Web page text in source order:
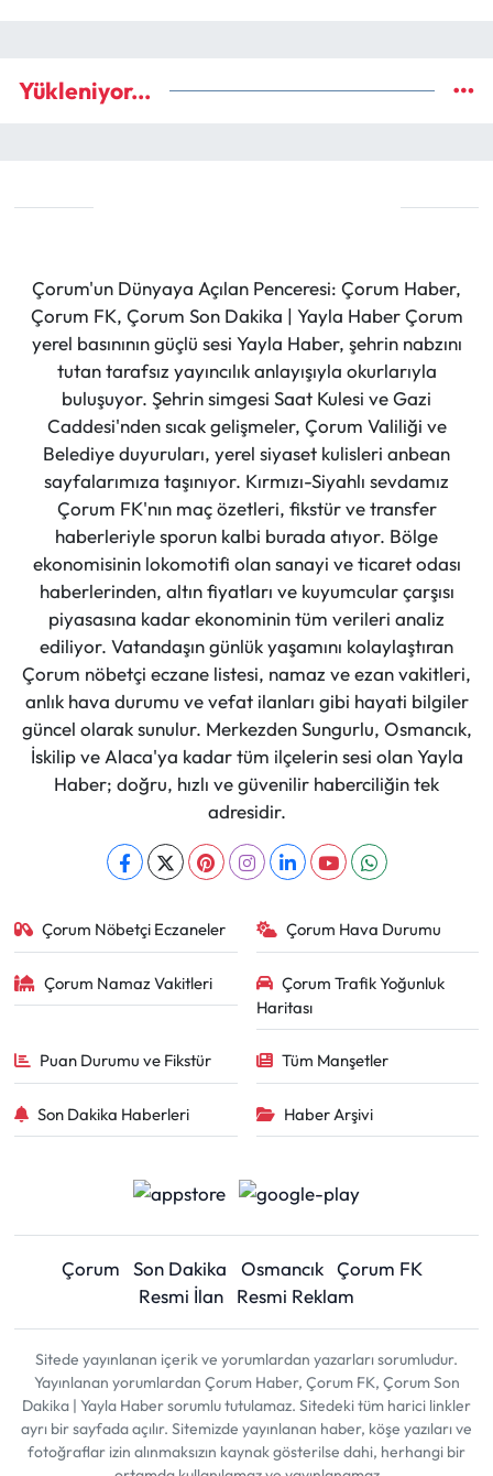
Yükleniyor...
Çorum'un Dünyaya Açılan Penceresi: Çorum Haber,
Çorum FK, Çorum Son Dakika | Yayla Haber Çorum
yerel basınının güçlü sesi Yayla Haber, şehrin nabzını
tutan tarafsız yayıncılık anlayışıyla okurlarıyla
buluşuyor. Şehrin simgesi Saat Kulesi ve Gazi
Caddesi'nden sıcak gelişmeler, Çorum Valiliği ve
Belediye duyuruları, yerel siyaset kulisleri anbean
sayfalarımıza taşınıyor. Kırmızı-Siyahlı sevdamız
Çorum FK'nın maç özetleri, fikstür ve transfer
haberleriyle sporun kalbi burada atıyor. Bölge
ekonomisinin lokomotifi olan sanayi ve ticaret odası
haberlerinden, altın fiyatları ve kuyumcular çarşısı
piyasasına kadar ekonominin tüm verileri analiz
ediliyor. Vatandaşın günlük yaşamını kolaylaştıran
Çorum nöbetçi eczane listesi, namaz ve ezan vakitleri,
anlık hava durumu ve vefat ilanları gibi hayati bilgiler
güncel olarak sunulur. Merkezden Sungurlu, Osmancık,
İskilip ve Alaca'ya kadar tüm ilçelerin sesi olan Yayla
Haber; doğru, hızlı ve güvenilir haberciliğin tek
adresidir.
Çorum Nöbetçi Eczaneler Çorum Hava Durumu
Çorum Namaz Vakitleri
Çorum Trafik Yoğunluk
Haritası
Puan Durumu ve Fikstür Tüm Manşetler
Son Dakika Haberleri Haber Arşivi
Çorum Son Dakika Osmancık Çorum FK
Resmi İlan
Resmi Reklam
Sitede yayınlanan içerik ve yorumlardan yazarları sorumludur.
Yayınlanan yorumlardan Çorum Haber, Çorum FK, Çorum Son
Dakika | Yayla Haber sorumlu tutulamaz. Sitedeki tüm harici linkler
ayrı bir sayfada açılır. Sitemizde yayınlanan haber, köşe yazıları ve
fotoğraflar izin alınmaksızın kaynak gösterilse dahi, herhangi bir